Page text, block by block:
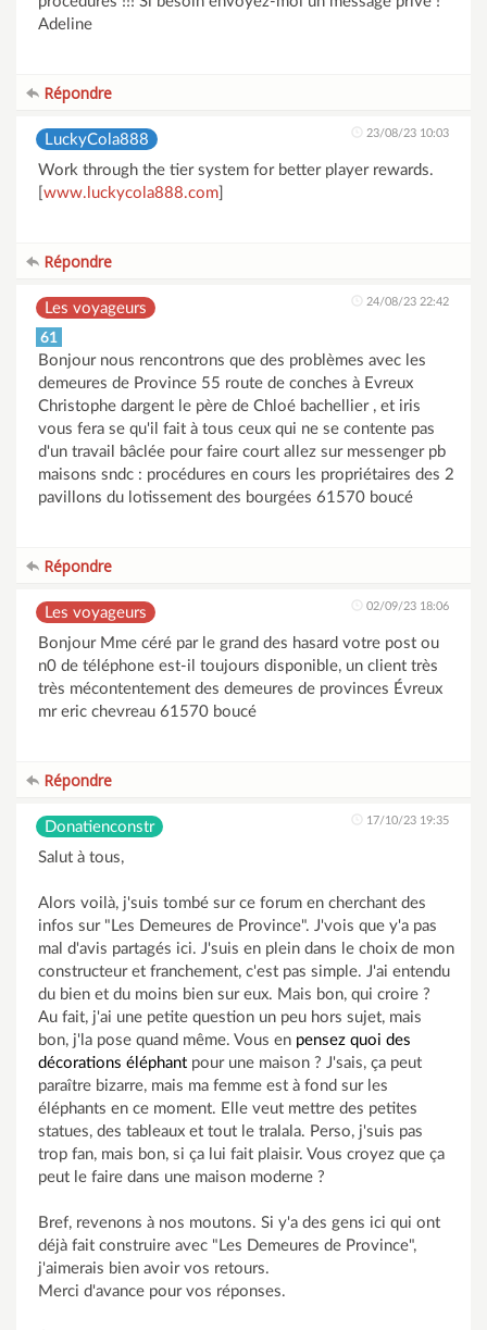
Adeline
Répondre
LuckyCola888 23/08/23 10:03
Work through the tier system for better player rewards.
www.luckycola888.com
Répondre
Les voyageurs 24/08/23 22:42
61
Bonjour nous rencontrons que des problèmes avec les
demeures de Province 55 route de conches à Evreux
Christophe dargent le père de Chloé bachellier , et iris
vous fera se qu'il fait à tous ceux qui ne se contente pas
d'un travail bâclée pour faire court allez sur messenger pb
maisons sndc : procédures en cours les propriétaires des 2
pavillons du lotissement des bourgées 61570 boucé
Répondre
Les voyageurs 02/09/23 18:06
Bonjour Mme céré par le grand des hasard votre post ou
n0 de téléphone est-il toujours disponible, un client très
très mécontentement des demeures de provinces Évreux
mr eric chevreau 61570 boucé
Répondre
Donatienconstr 17/10/23 19:35
Salut à tous,
Alors voilà, j'suis tombé sur ce forum en cherchant des
infos sur "Les Demeures de Province". J'vois que y'a pas
mal d'avis partagés ici. J'suis en plein dans le choix de mon
constructeur et franchement, c'est pas simple. J'ai entendu
du bien et du moins bien sur eux. Mais bon, qui croire ?
Au fait, j'ai une petite question un peu hors sujet, mais
bon, j'la pose quand même. Vous en pensez quoi des
décorations éléphant pour une maison ? J'sais, ça peut
paraître bizarre, mais ma femme est à fond sur les
éléphants en ce moment. Elle veut mettre des petites
statues, des tableaux et tout le tralala. Perso, j'suis pas
trop fan, mais bon, si ça lui fait plaisir. Vous croyez que ça
peut le faire dans une maison moderne ?
Bref, revenons à nos moutons. Si y'a des gens ici qui ont
déjà fait construire avec "Les Demeures de Province",
j'aimerais bien avoir vos retours.
Merci d'avance pour vos réponses.